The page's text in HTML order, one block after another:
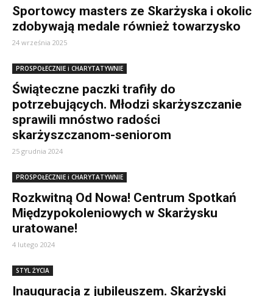
Sportowcy masters ze Skarżyska i okolic
zdobywają medale również towarzysko
24 września 2025
PROSPOŁECZNIE i CHARYTATYWNIE
Świąteczne paczki trafiły do
potrzebujących. Młodzi skarżyszczanie
sprawili mnóstwo radości
skarżyszczanom-seniorom
25 grudnia 2024
PROSPOŁECZNIE i CHARYTATYWNIE
Rozkwitną Od Nowa! Centrum Spotkań
Międzypokoleniowych w Skarżysku
uratowane!
4 lutego 2024
STYL ŻYCIA
Inauguracja z jubileuszem. Skarżyski